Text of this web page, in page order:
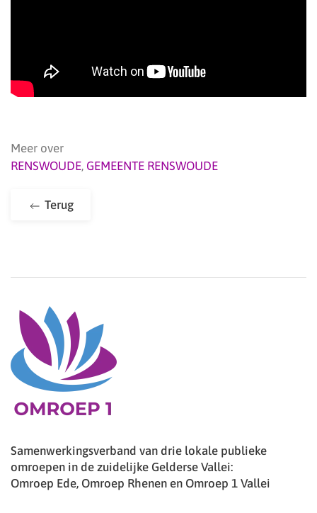
Meer over
RENSWOUDE, GEMEENTE RENSWOUDE
Terug
Samenwerkingsverband van drie lokale publieke
omroepen in de zuidelijke Gelderse Vallei:
Omroep Ede, Omroep Rhenen en Omroep 1 Vallei